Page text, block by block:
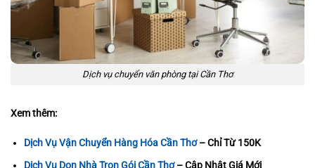
Dịch vụ chuyển văn phòng tại Cần Thơ
Xem thêm:
Dịch Vụ Vận Chuyển Hàng Hóa Cần Thơ– Chỉ Từ 150K
Dịch Vụ Dọn Nhà Trọn Gói Cần Thơ– Cập Nhật Giá Mới